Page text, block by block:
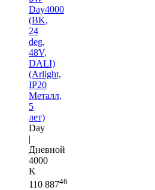
Day4000
(BK,
24
deg,
48V,
DALI)
(Arlight,
IP20
Металл,
5
лет)
Day
|
Дневной
4000
K
110 88746